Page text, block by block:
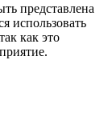
представлена
использовать
как это